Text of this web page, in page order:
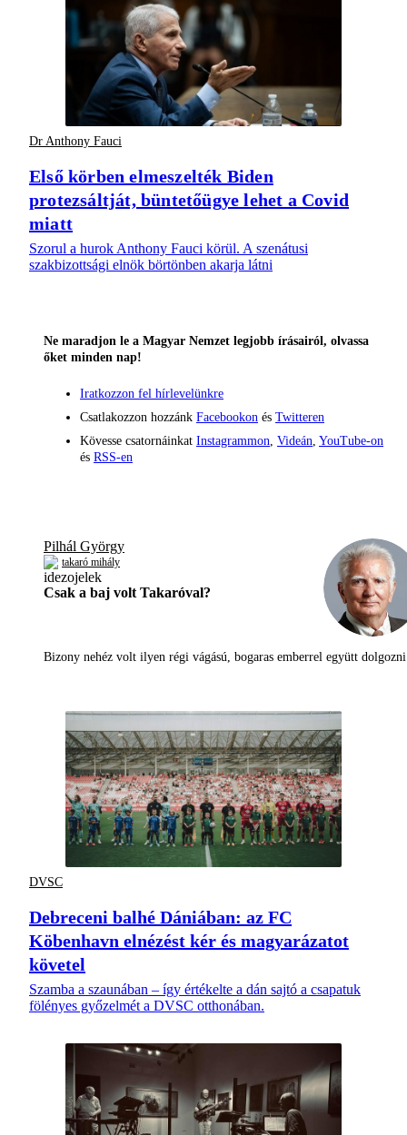
Dr Anthony Fauci
Első körben elmeszelték Biden
protezsáltját, büntetőügye lehet a Covid
miatt
Szorul a hurok Anthony Fauci körül. A szenátusi
szakbizottsági elnök börtönben akarja látni
Ne maradjon le a Magyar Nemzet legjobb írásairól, olvassa
őket minden nap!
Iratkozzon fel hírlevelünkre
Csatlakozzon hozzánk Facebookon és Twitteren
Kövesse csatornáinkat Instagrammon, Videán, YouTube-on
és RSS-en
Pilhál György
takaró mihály
Csak a baj volt Takaróval?
Bizony nehéz volt ilyen régi vágású, bogaras emberrel együtt
DVSC
Debreceni balhé Dániában: az FC
Köbenhavn elnézést kér és magyarázatot
követel
Szamba a szaunában – így értékelte a dán sajtó a csapatuk
fölényes győzelmét a DVSC otthonában.